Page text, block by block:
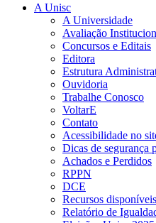
A Unisc
A Universidade
Avaliação
Concursos e Editais
Editora
Estrutura
Ouvidoria
Trabalhe Conosco
VoltarE
Contato
Acessibilidade no
Dicas de segurança
Achados e Perdidos
RPPN
DCE
Recursos
Relatório de